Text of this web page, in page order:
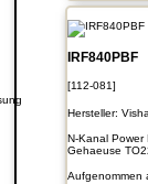
IRF840PBF
[112-081]
Hersteller:
N-Kanal Power
Gehaeuse
Aufgenommen